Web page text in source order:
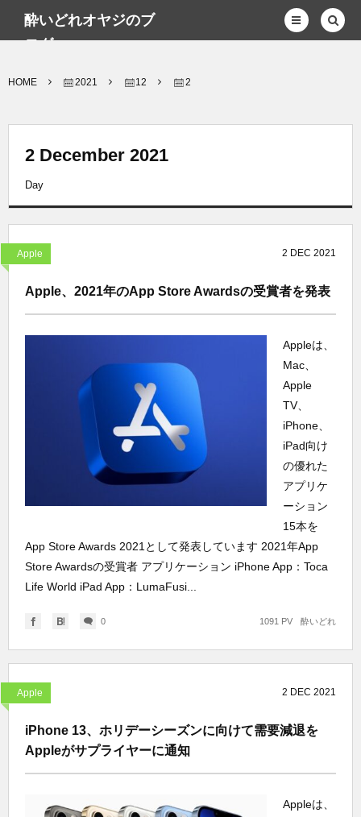
酔いどれオヤジのブ
ログwp
HOME 2021 12 2
2 December 2021
Day
Apple 2 DEC 2021
Apple、2021年のApp Store Awardsの受賞者を発表
Appleは、
Mac、
Apple
TV、
iPhone、
iPad向け
の優れた
アプリケ
ーション
15本を
App Store Awards 2021として発表しています 2021年App
Store Awardsの受賞者 アプリケーション iPhone App：Toca
Life World iPad App：LumaFusi...
0 酔いどれ
1091 PV
Apple 2 DEC 2021
iPhone 13、ホリデーシーズンに向けて需要減退を
Appleがサプライヤーに通知
Appleは、